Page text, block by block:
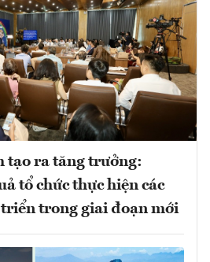
tạo ra tăng trưởng:
tổ chức thực hiện các
trong giai đoạn mới